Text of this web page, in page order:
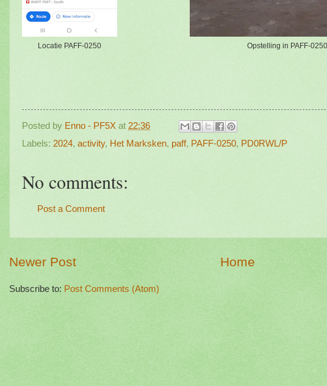
Locatie PAFF-0250 Opstelling in PAFF-0250
Posted by Enno - PF5X at 22:36
Labels: 2024, activity, Het Marksken, paff, PAFF-0250, PD0RWL/P
No comments:
Post a Comment
Newer Post Home
Subscribe to: Post Comments (Atom)